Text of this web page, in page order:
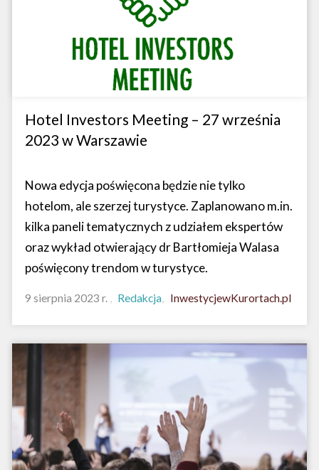
Hotel Investors Meeting – 27 września
2023 w Warszawie
Nowa edycja poświęcona będzie nie tylko
hotelom, ale szerzej turystyce. Zaplanowano m.in.
kilka paneli tematycznych z udziałem ekspertów
oraz wykład otwierający dr Bartłomieja Walasa
poświęcony trendom w turystyce.
9 sierpnia 2023 r. Redakcja InwestycjewKurortach.pl